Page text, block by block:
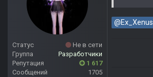
Статус
Не в сети
Группа
Разработчики
Репутация
1 617
Сообщений
1705
@Ex_Xenus